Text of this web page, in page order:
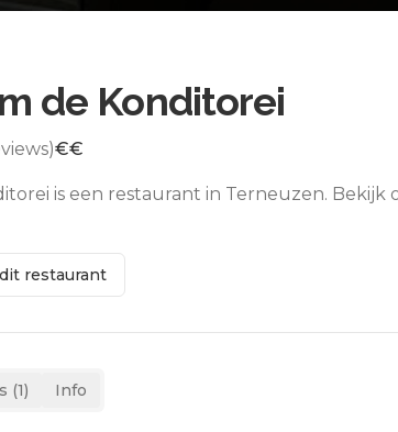
de Konditorei
€€
is een restaurant in Terneuzen. Bekijk
restaurant
(1) Info